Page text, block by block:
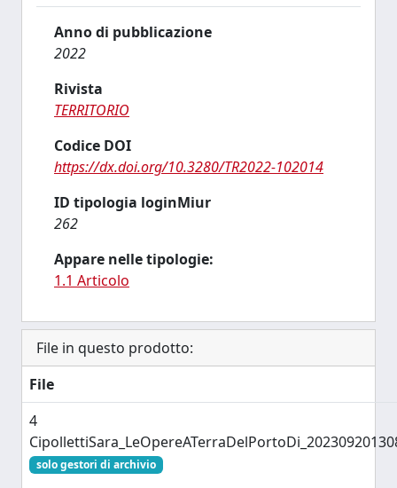
Anno di pubblicazione
2022
Rivista
TERRITORIO
Codice DOI
https://dx.doi.org/10.3280/TR2022-102014
ID tipologia loginMiur
262
Appare nelle tipologie:
1.1 Articolo
File in questo prodotto:
File
4
solo gestori di archivio